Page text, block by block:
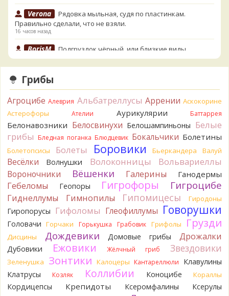
Verona
Рядовка мыльная, судя по пластинкам.
Правильно сделали, что не взяли.
16 часов назад
BorisM Подгруздок чёрный, или близкие виды
BorisM
17 часов назад
Кирилл
Вони не было, но вода и гриб при варке
начали желтеть. Выкинул. Большое спасибо.
18 часов назад
Кирилл Спасибо.
18 часов назад
Tatiana_A
Да. Но они не все безоговорочно
18 часов назад
Tatiana_A
В следующий раз вырвите его целиком и
разрежьте ножку вертикально. Именно вертикально.
Пожелтение у самого основания - значит, Ш. Желтокожий,
ядовит. Иногда полезно гриб сварить, Желтокожий и еще
несколько ядовитых начинают жутко вонять химией, и
вода желтеет.
18 часов назад
Спасибо, а можно быть хотя бы уверенным,
что это сыроежки? Полости в ножке нет, но центральная
часть видно, что другого цвета немного. Изменения цвета
Грибы
Агроцибе Алеврия Альбатреллусы Аррении Аскокорине
Астерофоры
Ателии Аурикулярии Баттаррея
Белонавозники Белосвинухи Белошампиньоны Белые
грибы Бледная поганка Блюдцевик Бокальчики Болетины
Болетопсисы Болеты Боровики Бьеркандера Валуй
Весёлки Волнушки Волоконницы Вольвариеллы
Вороночники Вёшенки Галерины Ганодермы
Гебеломы Геопоры Гигрофоры Гигроцибе
Гиднеллумы Гимнопилы Гипомицесы Гиродоны
Гиропорусы Гифоломы Глеофиллумы Говорушки
Головачи Горчаки Горькушка Грабовик Грифолы Грузди
Дисцины Дождевики Домовые грибы Дрожалки
Дубовики Ежовики Жёлчный гриб Звездовики
Зеленушка Зонтики Калоцеры Кантареллюли
Клавулины
Клатрусы
Козляк Коллибии Коноцибе Кораллы
Кордицепсы Крепидоты Ксеромфалины Ксерулы